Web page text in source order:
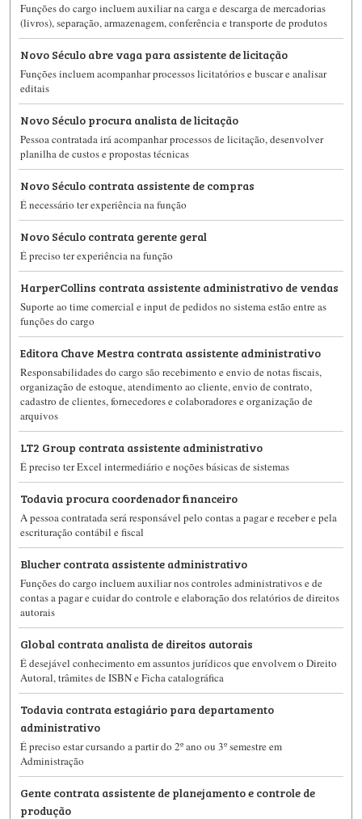
Funções do cargo incluem auxiliar na carga e descarga de mercadorias
(livros), separação, armazenagem, conferência e transporte de produtos
Novo Século abre vaga para assistente de licitação
Funções incluem acompanhar processos licitatórios e buscar e analisar
editais
Novo Século procura analista de licitação
Pessoa contratada irá acompanhar processos de licitação, desenvolver
planilha de custos e propostas técnicas
Novo Século contrata assistente de compras
É necessário ter experiência na função
Novo Século contrata gerente geral
É preciso ter experiência na função
HarperCollins contrata assistente administrativo de vendas
Suporte ao time comercial e input de pedidos no sistema estão entre as
funções do cargo
Editora Chave Mestra contrata assistente administrativo
Responsabilidades do cargo são recebimento e envio de notas fiscais,
organização de estoque, atendimento ao cliente, envio de contrato,
cadastro de clientes, fornecedores e colaboradores e organização de
arquivos
LT2 Group contrata assistente administrativo
É preciso ter Excel intermediário e noções básicas de sistemas
Todavia procura coordenador financeiro
A pessoa contratada será responsável pelo contas a pagar e receber e pela
escrituração contábil e fiscal
Blucher contrata assistente administrativo
Funções do cargo incluem auxiliar nos controles administrativos e de
contas a pagar e cuidar do controle e elaboração dos relatórios de direitos
autorais
Global contrata analista de direitos autorais
É desejável conhecimento em assuntos jurídicos que envolvem o Direito
Autoral, trâmites de ISBN e Ficha catalográfica
Todavia contrata estagiário para departamento
administrativo
É preciso estar cursando a partir do 2º ano ou 3º semestre em
Administração
Gente contrata assistente de planejamento e controle de
produção